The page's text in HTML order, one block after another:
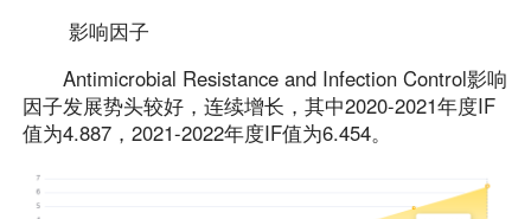
影响因子
Antimicrobial Resistance and Infection Control影响
因子发展势头较好，连续增长，其中2020-2021年度IF
值为4.887，2021-2022年度IF值为6.454。